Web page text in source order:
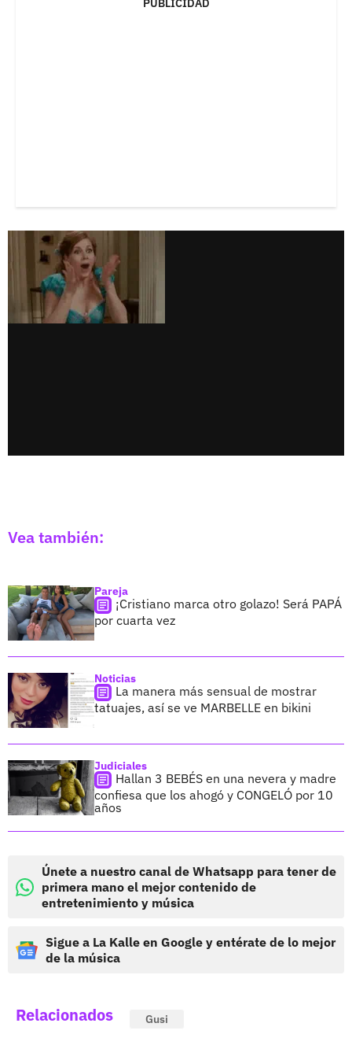
PUBLICIDAD
Vea también:
Pareja
¡Cristiano marca otro golazo! Será PAPÁ
por cuarta vez
Noticias
La manera más sensual de mostrar
tatuajes, así se ve MARBELLE en bikini
Judiciales
Hallan 3 BEBÉS en una nevera y madre
confiesa que los ahogó y CONGELÓ por 10
años
Únete a nuestro canal de Whatsapp para tener de
primera mano el mejor contenido de
entretenimiento y música
Sigue a La Kalle en Google y entérate de lo mejor
de la música
Relacionados Gusi